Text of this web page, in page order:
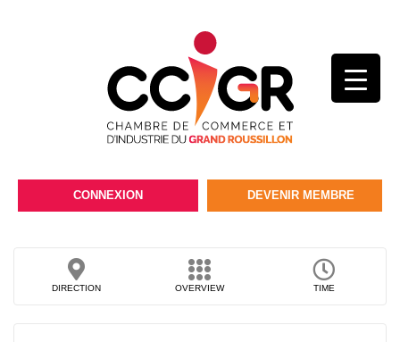
CONNEXION DEVENIR MEMBRE
DIRECTION OVERVIEW TIME